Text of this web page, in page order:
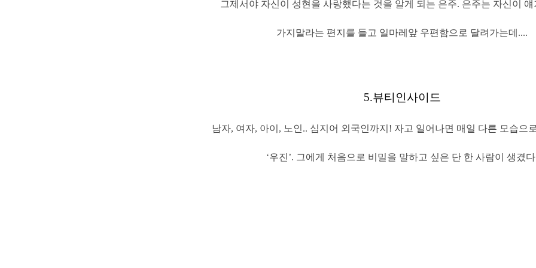
그제서야 자신이 성현을 사랑했다는 것을 알게 되는 은주. 은주는 자신이 얘
가지말라는 편지를 들고 일마레앞 우편함으로 달려가는데....
5.뷰티인사이드
남자, 여자, 아이, 노인.. 심지어 외국인까지! 자고 일어나면 매일 다른 모습으
‘우진’. 그에게 처음으로 비밀을 말하고 싶은 단 한 사람이 생겼